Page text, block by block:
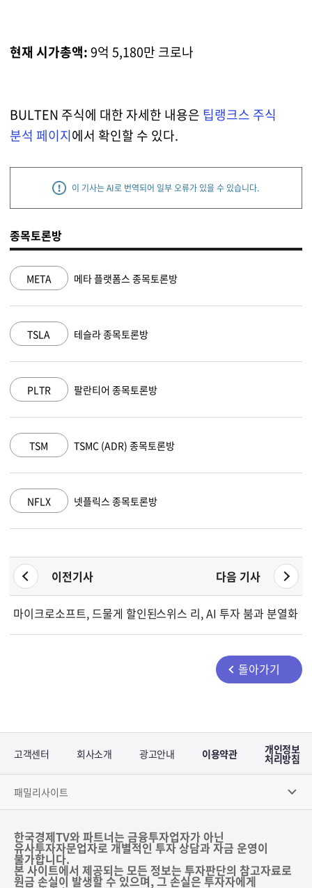
현재 시가총액:9억 5,180만 크로나
BULTEN 주식에 대한 자세한 내용은 팁랭크스 주식
분석 페이지에서 확인할 수 있다.
이 기사는 AI로 번역되어 일부 오류가 있을 수 있습니다.
종목토론방
NVDA 엔비디아 종목토론방
MSFT 마이크로소프트 종목토론방
AAPL 애플 종목토론방
AMZN 아마존 닷컴 종목토론방
GOOGL 알파벳 A 종목토론방
이전기사 다음 기사
마이크로소프트, 드물게 할인된 가격에 거래 중...매수 기회 포착
스위스 리, AI 투자 붐과 분열화
돌아가기
고객센터 회사소개 광고안내 이용약관 개인정보
처리방침
패밀리사이트
한국경제TV와 파트너는 금융투자업자가 아닌
유사투자자문업자로 개별적인 투자 상담과 자금 운영이
불가합니다.
본 사이트에서 제공되는 모든 정보는 투자판단의 참고자료로
원금 손실이 발생할 수 있으며, 그 손실은 투자자에게